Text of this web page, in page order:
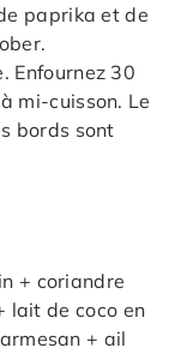
paprika et de
Enfournez 30
mi-cuisson. Le
bords sont
+ coriandre
lait de coco en
+ ail